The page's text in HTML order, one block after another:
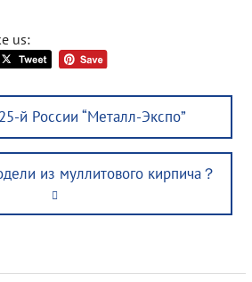
us:
й России “Металл-Экспо”
из муллитового кирпича？